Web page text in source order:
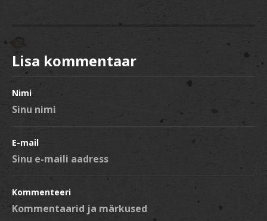
Lisa kommentaar
Nimi
E-mail
Kommenteeri